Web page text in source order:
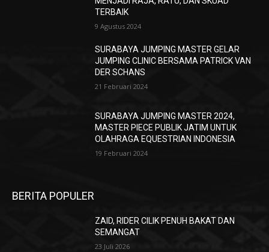
TERBAIK
9 Agustus 2024
SURABAYA JUMPING MASTER GELAR
JUMPING CLINIC BERSAMA PATRICK VAN
DER SCHANS
21 Februari 2024
SURABAYA JUMPING MASTER 2024,
MASTER PIECE PUBLIK JATIM UNTUK
OLAHRAGA EQUESTRIAN INDONESIA
19 Februari 2024
BERITA POPULER
ZAID, RIDER CILIK PENUH BAKAT DAN
SEMANGAT
23 Juli 2026